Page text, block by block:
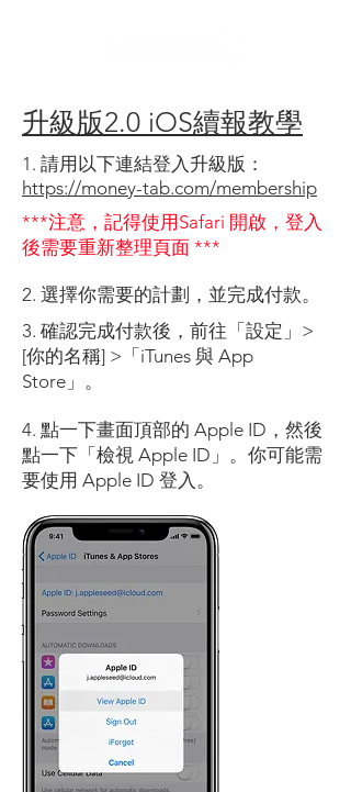
升級版2.0 iOS續報教學
1. 請用以下連結登入升級版：
https://money-tab.com/membership
***注意，記得使用Safari 開啟，登入
後需要重新整理頁面 ***
2. 選擇你需要的計劃，並完成付款。
3. 確認完成付款後，前往「設定」>
[你的名稱] >「iTunes 與 App
Store」。
4. 點一下畫面頂部的 Apple ID，然後
點一下「檢視 Apple ID」。你可能需
要使用 Apple ID 登入。